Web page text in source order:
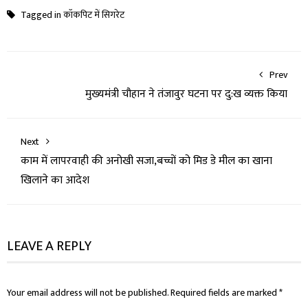
Tagged inकॉकपिट में सिगरेट
Prev
मुख्यमंत्री चौहान ने तंजावुर घटना पर दु:ख व्यक्त किया
Next
काम में लापरवाही की अनोखी सजा,बच्चों को मिड डे मील का खाना
खिलाने का आदेश
LEAVE A REPLY
Your email address will not be published.Required fields are marked*